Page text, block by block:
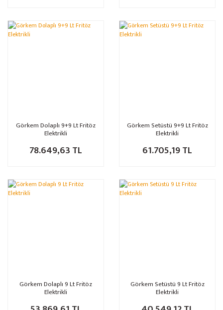
Görkem Dolaplı 9+9 Lt Fritöz
Elektrikli
78.649,63 TL
Görkem Setüstü 9+9 Lt Fritöz
Elektrikli
61.705,19 TL
Görkem Dolaplı 9 Lt Fritöz
Elektrikli
Görkem Setüstü 9 Lt Fritöz
Elektrikli